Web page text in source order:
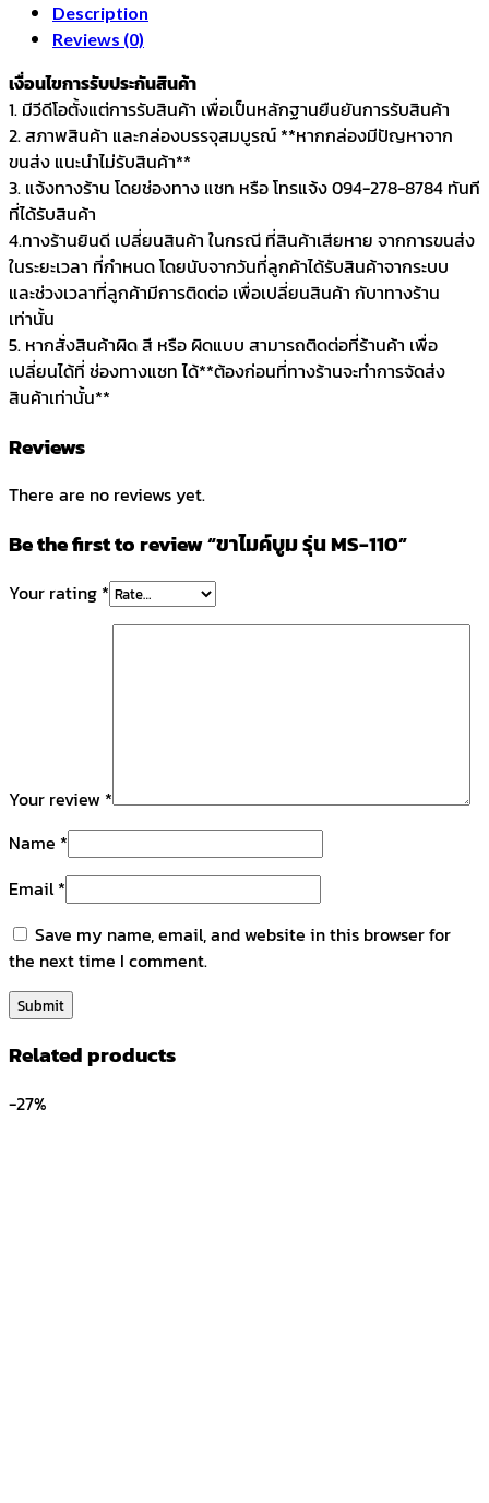
Description
Reviews (0)
เงื่อนไขการรับประกันสินค้า
1. มีวีดีโอตั้งแต่การรับสินค้า เพื่อเป็นหลักฐานยืนยันการรับสินค้า
2. สภาพสินค้า และกล่องบรรจุสมบูรณ์ **หากกล่องมีปัญหาจาก
ขนส่ง แนะนำไม่รับสินค้า**
3. แจ้งทางร้าน โดยช่องทาง แชท หรือ โทรแจ้ง 094-278-8784 ทันที
ที่ได้รับสินค้า
4.ทางร้านยินดี เปลี่ยนสินค้า ในกรณี ที่สินค้าเสียหาย จากการขนส่ง
ในระยะเวลา ที่กำหนด โดยนับจากวันที่ลูกค้าได้รับสินค้าจากระบบ
และช่วงเวลาที่ลูกค้ามีการติดต่อ เพื่อเปลี่ยนสินค้า กับาทางร้าน
เท่านั้น
5. หากสั่งสินค้าผิด สี หรือ ผิดแบบ สามารถติดต่อที่ร้านค้า เพื่อ
เปลี่ยนได้ที่ ช่องทางแชท ได้**ต้องก่อนที่ทางร้านจะทำการจัดส่ง
สินค้าเท่านั้น**
Reviews
There are no reviews yet.
Be the first to review “ขาไมค์บูม รุ่น MS-110”
Your rating *
Your review *
Name *
Email*
Save my name, email, and website in this browser for
the next time I comment.
Related products
-27%